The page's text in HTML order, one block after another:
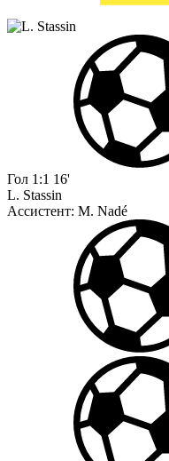
Гол 1:1 16'
L. Stassin
Ассистент: M. Nadé